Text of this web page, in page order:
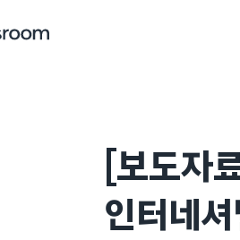
[보도자
인터네